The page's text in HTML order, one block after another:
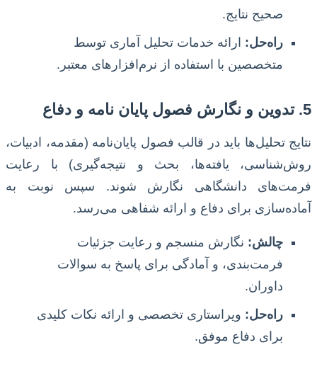
صحیح نتایج.
راه‌حل: ارائه خدمات تحلیل آماری توسط
متخصصین با استفاده از نرم‌افزارهای معتبر.
5. تدوین و نگارش فصول پایان نامه و دفاع
نتایج تحلیل‌ها باید در قالب فصول پایان‌نامه (مقدمه، ادبیات،
روش‌شناسی، یافته‌ها، بحث و نتیجه‌گیری) با رعایت
فرمت‌های دانشگاهی نگارش شوند. سپس نوبت به
آماده‌سازی برای دفاع و ارائه شفاهی می‌رسد.
چالش: نگارش منسجم و رعایت جزئیات
فرمت‌بندی، و آمادگی برای پاسخ به سوالات
داوران.
راه‌حل: ویراستاری تخصصی و ارائه نکات کلیدی
برای دفاع موفق.